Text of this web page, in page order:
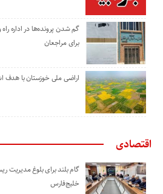
گم شدن پرونده‌ها در اداره
برای مراجعان
اراضی ملی خوزستان با هدف
اقتصادی
گام بلند برای بلوغ مدیریت
خلیج‌فارس